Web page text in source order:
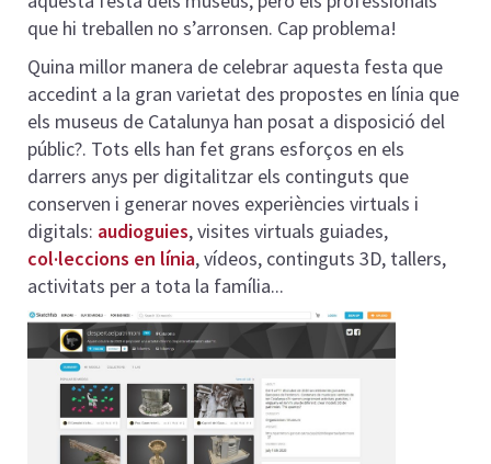
que hi treballen no s’arronsen. Cap problema!
Quina millor manera de celebrar aquesta festa que
accedint a la gran varietat des propostes en línia que
els museus de Catalunya han posat a disposició del
públic?. Tots ells han fet grans esforços en els
darrers anys per digitalitzar els continguts que
conserven i generar noves experiències virtuals i
digitals: audioguies, visites virtuals guiades,
col·leccions en línia, vídeos, continguts 3D, tallers,
activitats per a tota la família...